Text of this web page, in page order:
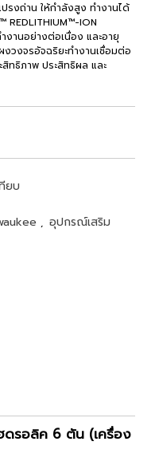
รงถ่าน ให้กำลังสูง ทำงานได้
REDLITHIUM™-ION
านอย่างต่อเนื่อง และอายุ
งวงจรอัจฉริยะทำงานเชื่อมต่อ
สิทธิภาพ ประสิทธิผล และ
ยบ
, อุปกรณ์เสริม
ดรอลิค 6 ตัน (เครื่อง